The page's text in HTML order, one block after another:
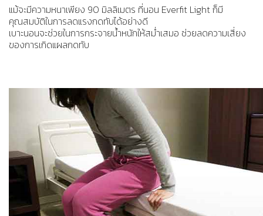
แม้จะมีความหนาเพียง 90 มิลลิเมตร ที่นอน Everfit Light ก็มี
คุณสมบัติในการลดแรงกดทับได้อย่างดี
เบาะนอนจะช่วยในการกระจายน้ำหนักให้สม่ำเสมอ ช่วยลดความเสี่ยง
ของการเกิดแผลกดทับ